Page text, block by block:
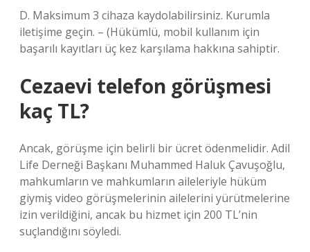
D. Maksimum 3 cihaza kaydolabilirsiniz. Kurumla
iletişime geçin. – (Hükümlü, mobil kullanım için
başarılı kayıtları üç kez karşılama hakkına sahiptir.
Cezaevi telefon görüşmesi
kaç TL?
Ancak, görüşme için belirli bir ücret ödenmelidir. Adil
Life Derneği Başkanı Muhammed Haluk Çavuşoğlu,
mahkumların ve mahkumların aileleriyle hüküm
giymiş video görüşmelerinin ailelerini yürütmelerine
izin verildiğini, ancak bu hizmet için 200 TL’nin
suçlandığını söyledi.